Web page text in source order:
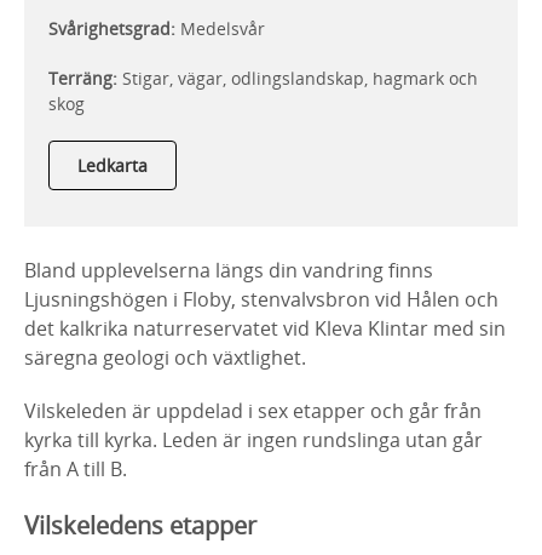
Svårighetsgrad: Medelsvår
Terräng: Stigar, vägar, odlingslandskap, hagmark och
skog
Ledkarta
Bland upplevelserna längs din vandring finns
Ljusningshögen i Floby, stenvalvsbron vid Hålen och
det kalkrika naturreservatet vid Kleva Klintar med sin
säregna geologi och växtlighet.
Vilskeleden är uppdelad i sex etapper och går från
kyrka till kyrka. Leden är ingen rundslinga utan går
från A till B.
Vilskeledens etapper